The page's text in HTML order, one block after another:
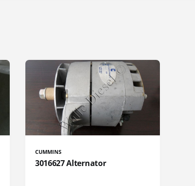
CUMMINS
3016627 Alternator